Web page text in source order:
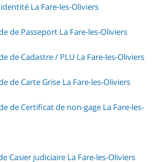
La Fare-les-Oliviers
de Passeport La Fare-les-Oliviers
de Cadastre / PLU La Fare-les-Oliviers
de Carte Grise La Fare-les-Oliviers
de Certificat de non-gage La Fare-les-
Casier judiciaire La Fare-les-Oliviers